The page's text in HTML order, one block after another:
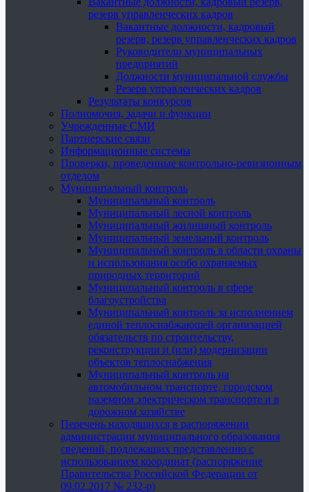
резерв управленческих кадров
Вакантные должности, кадровый
резерв, резерв управленческих кадров
Руководители муниципальных
предприятий
Должности муниципальной службы
Резерв управленческих кадров
Результаты конкурсов
Полномочия, задачи и функции
Учрежденные СМИ
Партнерские связи
Информационные системы
Проверки, проведенные контрольно-ревизионным
отделом
Муниципальный контроль
Муниципальный контроль
Муниципальный лесной контроль
Муниципальный жилищный контроль
Муниципальный земельный контроль
Муниципальный контроль в области охраны
и использования особо охраняемых
природных территорий
Муниципальный контроль в сфере
благоустройства
Муниципальный контроль за исполнением
единой теплоснабжающей организацией
обязательств по строительству,
реконструкции и (или) модернизации
объектов теплоснабжения
Муниципальный контроль на
автомобильном транспорте, городском
наземном электрическом транспорте и в
дорожном хозяйстве
Перечень находящихся в распоряжении
администрации муниципального образования
сведений, подлежащих представлению с
использованием координат (распоряжение
Правительства Российской Федерации от
09.02.2017 № 232-р)